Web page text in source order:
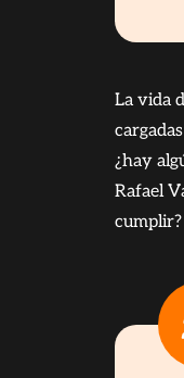
La vida
¿hay
Rafael
cumplir?